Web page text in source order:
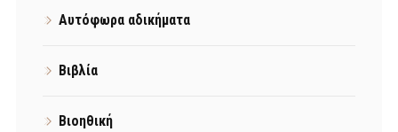
Αυτόφωρα αδικήματα
Βιβλία
Βιοηθική